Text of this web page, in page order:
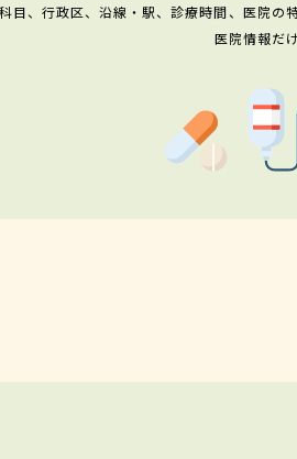
目、行政区、沿線・駅、診療時間、医院の
医院情報だ